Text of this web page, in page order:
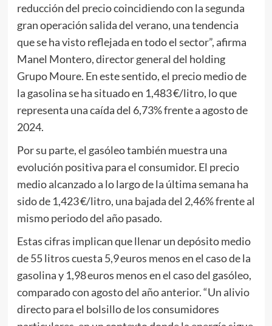
reducción del precio coincidiendo con la segunda
gran operación salida del verano, una tendencia
que se ha visto reflejada en todo el sector”, afirma
Manel Montero, director general del holding
Grupo Moure. En este sentido, el precio medio de
la gasolina se ha situado en 1,483 €/litro, lo que
representa una caída del 6,73% frente a agosto de
2024.
Por su parte, el gasóleo también muestra una
evolución positiva para el consumidor. El precio
medio alcanzado a lo largo de la última semana ha
sido de 1,423 €/litro, una bajada del 2,46% frente al
mismo periodo del año pasado.
Estas cifras implican que llenar un depósito medio
de 55 litros cuesta 5,9 euros menos en el caso de la
gasolina y 1,98 euros menos en el caso del gasóleo,
comparado con agosto del año anterior. “Un alivio
directo para el bolsillo de los consumidores